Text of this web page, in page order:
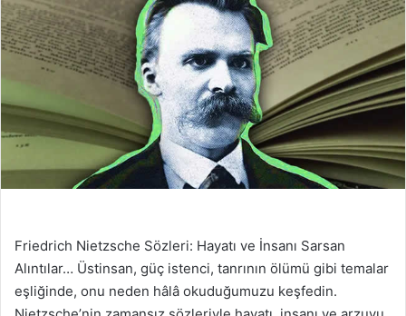
Friedrich Nietzsche Sözleri: Hayatı ve İnsanı Sarsan
Alıntılar… Üstinsan, güç istenci, tanrının ölümü gibi temalar
eşliğinde, onu neden hâlâ okuduğumuzu keşfedin.